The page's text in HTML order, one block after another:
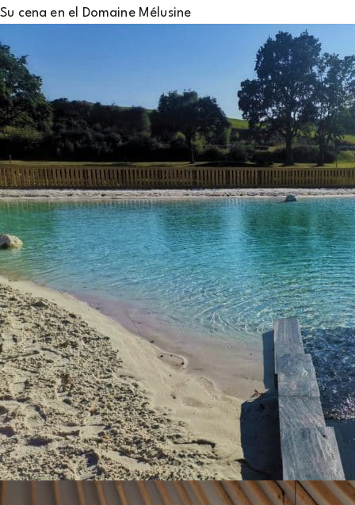
Su cena en el Domaine Mélusine